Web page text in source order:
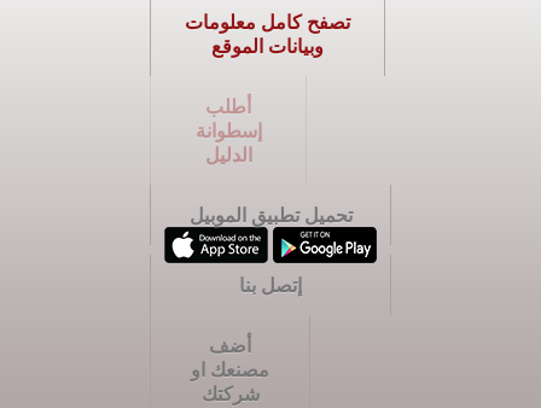
تصفح كامل معلومات
وبيانات الموقع
أطلب
إسطوانة
الدليل
تحميل تطبيق الموبيل
إتصل بنا
أضف
مصنعك او
شركتك